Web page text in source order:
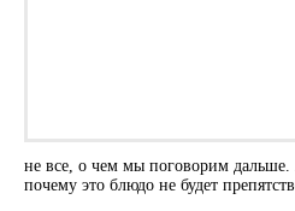
не все, о чем мы поговорим дальше.
почему это блюдо не будет